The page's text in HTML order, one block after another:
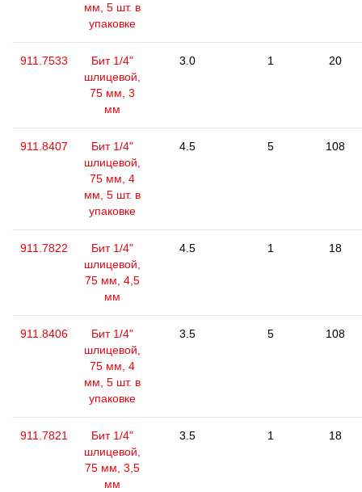
мм, 5 шт. в
упаковке
911.7533
Бит 1/4"
шлицевой,
75 мм, 3
мм
3.0 1 20
911.8407
Бит 1/4"
шлицевой,
75 мм, 4
мм, 5 шт. в
упаковке
4.5 5 108
911.7822
Бит 1/4"
шлицевой,
75 мм, 4,5
мм
4.5 1 18
911.8406
Бит 1/4"
шлицевой,
75 мм, 4
мм, 5 шт. в
упаковке
3.5 5 108
911.7821
Бит 1/4"
шлицевой,
75 мм, 3,5
мм
3.5 1 18